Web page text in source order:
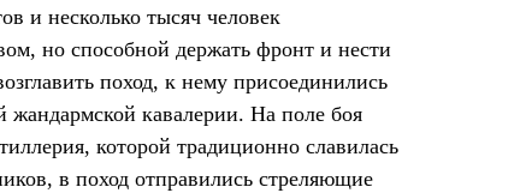
и несколько тысяч человек
но способной держать фронт и нести
поход, к нему присоединились
жандармской кавалерии. На поле боя
которой традиционно славилась
в поход отправились стреляющие